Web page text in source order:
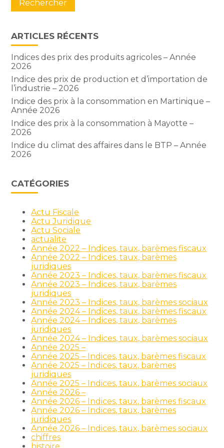
ARTICLES RÉCENTS
Indices des prix des produits agricoles – Année
2026
Indice des prix de production et d’importation de
l’industrie – 2026
Indice des prix à la consommation en Martinique –
Année 2026
Indice des prix à la consommation à Mayotte –
2026
Indice du climat des affaires dans le BTP – Année
2026
CATÉGORIES
Actu Fiscale
Actu Juridique
Actu Sociale
actualite
Année 2022 – Indices, taux, barèmes fiscaux
Année 2022 – Indices, taux, barèmes
juridiques
Année 2023 – Indices, taux, barèmes fiscaux
Année 2023 – Indices, taux, barèmes
juridiques
Année 2023 – Indices, taux, barèmes sociaux
Année 2024 – Indices, taux, barèmes fiscaux
Année 2024 – Indices, taux, barèmes
juridiques
Année 2024 – Indices, taux, barèmes sociaux
Année 2025 –
Année 2025 – Indices, taux, barèmes fiscaux
Année 2025 – Indices, taux, barèmes
juridiques
Année 2025 – Indices, taux, barèmes sociaux
Année 2026 –
Année 2026 – Indices, taux, barèmes fiscaux
Année 2026 – Indices, taux, barèmes
juridiques
Année 2026 – Indices, taux, barèmes sociaux
chiffres